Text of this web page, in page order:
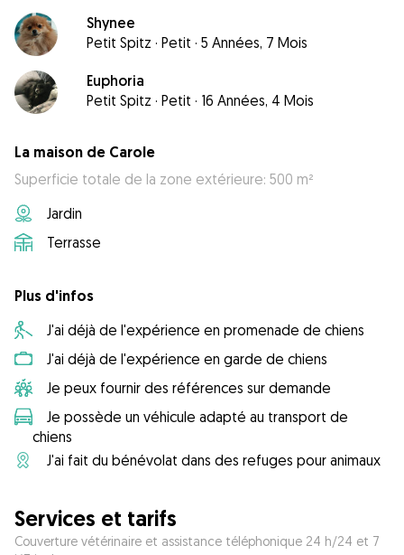
Shynee
Petit Spitz · Petit · 5 Années, 7 Mois
Euphoria
Petit Spitz · Petit · 16 Années, 4 Mois
La maison de Carole
Superficie totale de la zone extérieure: 500 m²
Jardin
Terrasse
Plus d'infos
J'ai déjà de l'expérience en promenade de chiens
J'ai déjà de l'expérience en garde de chiens
Je peux fournir des références sur demande
Je possède un véhicule adapté au transport de
chiens
J'ai fait du bénévolat dans des refuges pour animaux
Services et tarifs
Couverture vétérinaire et assistance téléphonique 24 h/24 et 7